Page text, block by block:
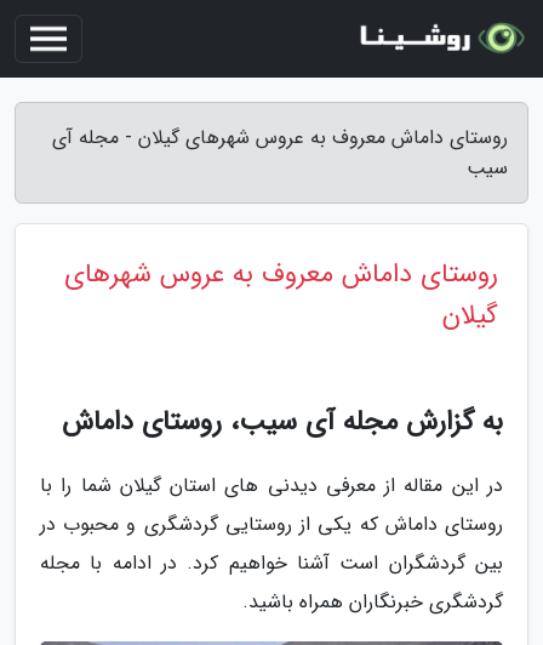
روستای داماش معروف به عروس شهرهای گیلان - مجله آی
سیب
روستای داماش معروف به عروس شهرهای
گیلان
به گزارش مجله آی سیب، روستای داماش
در این مقاله از معرفی دیدنی های استان گیلان شما را با
روستای داماش که یکی از روستایی گردشگری و محبوب در
بین گردشگران است آشنا خواهیم کرد. در ادامه با مجله
گردشگری خبرنگاران همراه باشید.